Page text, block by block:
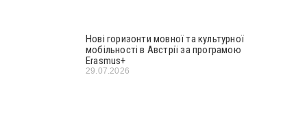
Нові горизонти мовної та культурної
мобільності в Австрії за програмою
Erasmus+
29.07.2026